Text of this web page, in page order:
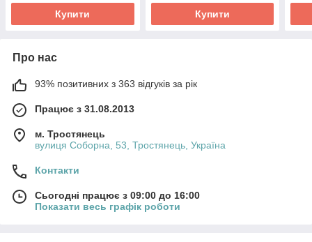
Купити Купити
Про нас
93% позитивних з 363 відгуків за рік
Працює з 31.08.2013
м. Тростянець
вулиця Соборна, 53, Тростянець, Україна
Контакти
Сьогодні працює з 09:00 до 16:00
Показати весь графік роботи